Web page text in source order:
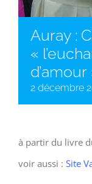
Auray :
«
d’amour
2 décembre
à partir du livre
voir aussi : Site